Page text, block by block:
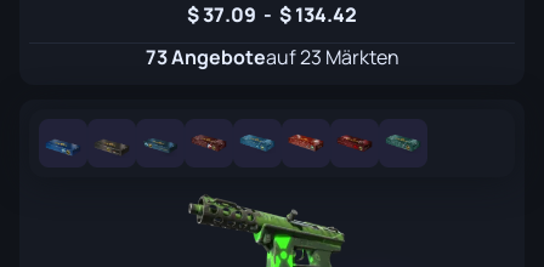
37.09 -
134.42
73 Angeboteauf 23 Märkten